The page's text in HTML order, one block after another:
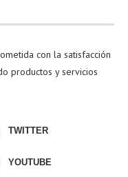
con la satisfacción
productos y servicios
TWITTER
YOUTUBE